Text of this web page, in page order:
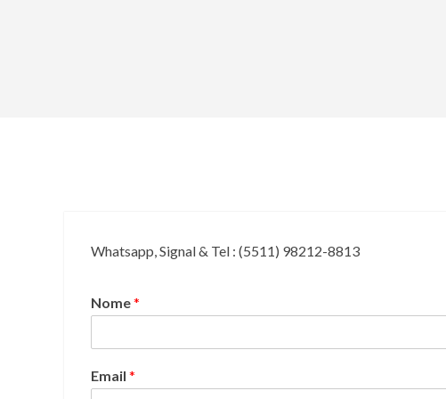
Whatsapp, Signal & Tel : (5511) 98212-8813
Nome*
Email *